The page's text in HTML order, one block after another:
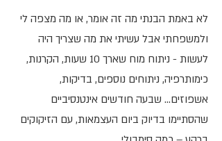
לא באמת הבנתי מה זה אומר, או מה מצפה לי
ולמשפחתי אבל עשיתי את מה שצריך היה
לעשות - ניתוח מוח שארך 10 שעות, הקרנות,
כימותרפיה, ניתוחים נוספים, בדיקות,
אשפוזים… שבעה חודשים אינטנסיביים
שהסתיימו בדיוק ביום העצמאות, עם הזיקוקים